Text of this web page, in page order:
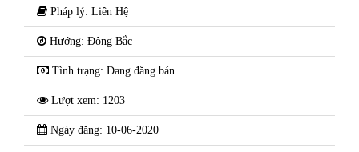
Pháp lý: Liên Hệ
Hướng: Đông Bắc
Tình trạng: Đang đăng bán
Lượt xem: 1203
Ngày đăng: 10-06-2020